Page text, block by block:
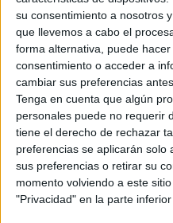
su consentimiento a nosotros
que llevemos a cabo el
forma alternativa, puede
consentimiento o acceder a
cambiar sus preferencias
Tenga en cuenta que algún
personales puede no requerir
tiene el derecho de rechazar
preferencias se aplicarán solo
sus preferencias o retirar su
momento volviendo a este
"Privacidad" en la parte
comentar más o menos si es
Inicio
Etiquetas:
La universidad - un mundo
Ingeniería
Zaragoza UC3M